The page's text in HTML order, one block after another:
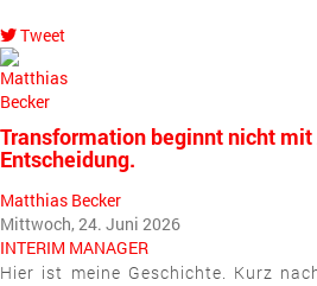
Tweet
pinterest
Transformation beginnt nicht
Entscheidung.
Matthias Becker
Mittwoch, 24. Juni 2026
INTERIM MANAGER
Hier ist meine Geschichte. Kurz